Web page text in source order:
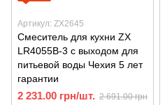
Артикул: ZX2645
Смеситель для кухни ZX
LR4055B-3 с выходом для
питьевой воды Чехия 5 лет
гарантии
2 231.00 грн/шт. 2 691.00 грн